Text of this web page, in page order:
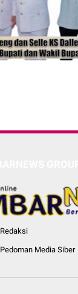
Redaksi
Pedoman Media Siber